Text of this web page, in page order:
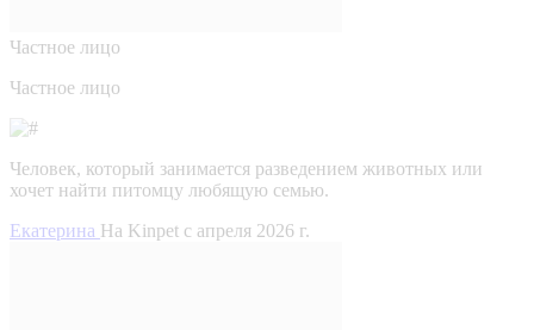
Частное лицо
Частное лицо
Человек, который занимается разведением животных или
хочет найти питомцу любящую семью.
Екатерина На Kinpet c апреля 2026 г.